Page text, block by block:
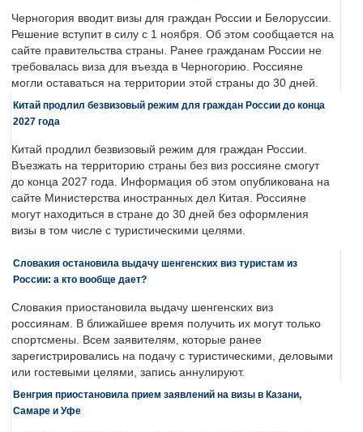
Черногория вводит визы для граждан России и Белоруссии.
Решение вступит в силу с 1 ноября. Об этом сообщается на
сайте правительства страны. Ранее гражданам России не
требовалась виза для въезда в Черногорию. Россияне
могли оставаться на территории этой страны до 30 дней.
Китай продлил безвизовый режим для граждан России до конца
2027 года
Китай продлил безвизовый режим для граждан России.
Въезжать на территорию страны без виз россияне смогут
до конца 2027 года. Информация об этом опубликована на
сайте Министерства иностранных дел Китая. Россияне
могут находиться в стране до 30 дней без оформления
визы в том числе с туристическими целями.
Словакия остановила выдачу шенгенских виз туристам из
России: а кто вообще дает?
Словакия приостановила выдачу шенгенских виз
россиянам. В ближайшее время получить их могут только
спортсмены. Всем заявителям, которые ранее
зарегистрировались на подачу с туристическими, деловыми
или гостевыми целями, запись аннулируют.
Венгрия приостановила прием заявлений на визы в Казани,
Самаре и Уфе